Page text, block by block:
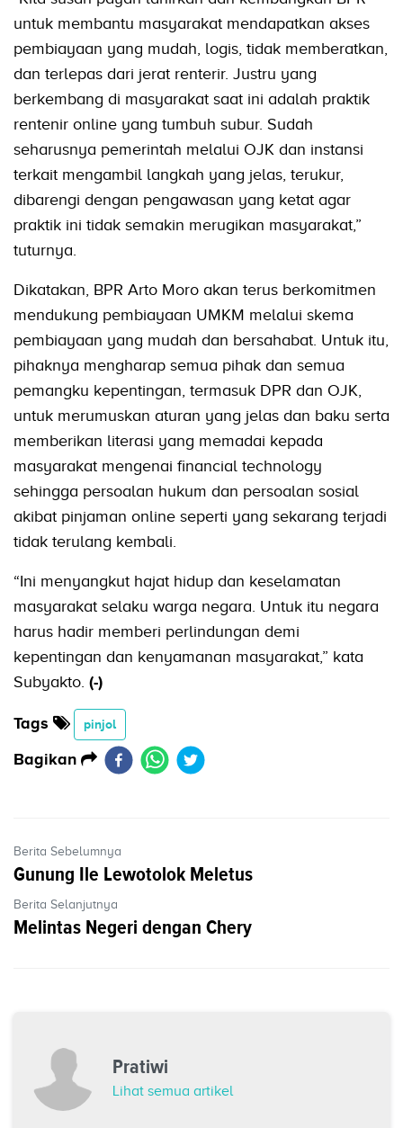
untuk membantu masyarakat mendapatkan akses
pembiayaan yang mudah, logis, tidak memberatkan,
dan terlepas dari jerat renterir. Justru yang
berkembang di masyarakat saat ini adalah praktik
rentenir online yang tumbuh subur. Sudah
seharusnya pemerintah melalui OJK dan instansi
terkait mengambil langkah yang jelas, terukur,
dibarengi dengan pengawasan yang ketat agar
praktik ini tidak semakin merugikan masyarakat,”
tuturnya.
Dikatakan, BPR Arto Moro akan terus berkomitmen
mendukung pembiayaan UMKM melalui skema
pembiayaan yang mudah dan bersahabat. Untuk itu,
pihaknya mengharap semua pihak dan semua
pemangku kepentingan, termasuk DPR dan OJK,
untuk merumuskan aturan yang jelas dan baku serta
memberikan literasi yang memadai kepada
masyarakat mengenai financial technology
sehingga persoalan hukum dan persoalan sosial
akibat pinjaman online seperti yang sekarang terjadi
tidak terulang kembali.
“Ini menyangkut hajat hidup dan keselamatan
masyarakat selaku warga negara. Untuk itu negara
harus hadir memberi perlindungan demi
kepentingan dan kenyamanan masyarakat,” kata
Subyakto. (-)
Tags pinjol
Bagikan
Berita Sebelumnya
Gunung Ile Lewotolok Meletus
Berita Selanjutnya
Melintas Negeri dengan Chery
Pratiwi
Lihat semua artikel